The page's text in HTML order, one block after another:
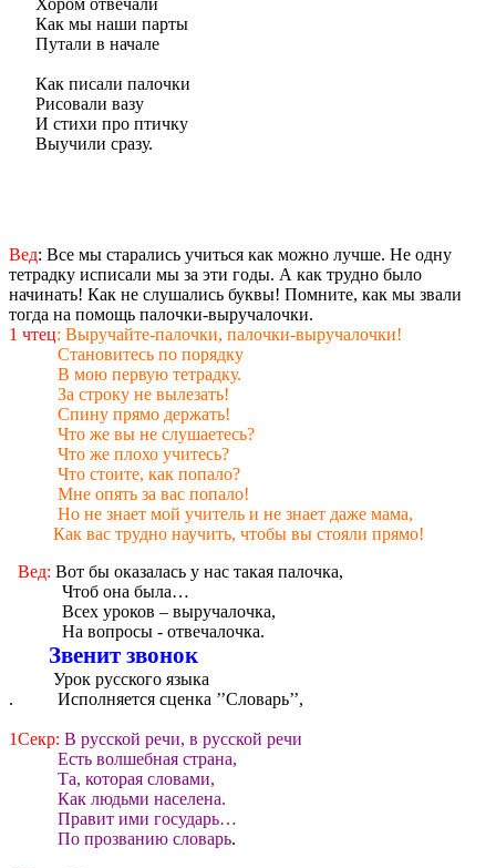
Хором отвечали
Как мы наши парты
Путали в начале
Как писали палочки
Рисовали вазу
И стихи про птичку
Выучили сразу.
Вед: Все мы старались учиться как можно лучше. Не одну
тетрадку исписали мы за эти годы. А как трудно было
начинать! Как не слушались буквы! Помните, как мы звали
тогда на помощь палочки-выручалочки.
1 чтец: Выручайте-палочки, палочки-выручалочки!
Становитесь по порядку
В мою первую тетрадку.
За строку не вылезать!
Спину прямо держать!
Что же вы не слушаетесь?
Что же плохо учитесь?
Что стоите, как попало?
Мне опять за вас попало!
Но не знает мой учитель и не знает даже мама,
Как вас трудно научить, чтобы вы стояли прямо!
Вед: Вот бы оказалась у нас такая палочка,
Чтоб она была…
Всех уроков – выручалочка,
На вопросы - отвечалочка.
Звенит звонок
Урок русского языка
.
Исполняется сценка ’’Словарь’’,
1Секр: В русской речи, в русской речи
Есть волшебная страна,
Та, которая словами,
Как людьми населена.
Правит ими государь…
По прозванию словарь.